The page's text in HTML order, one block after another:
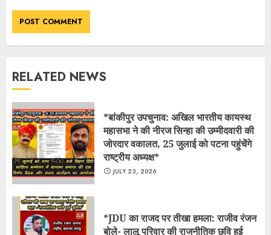
RELATED NEWS
*बांकीपुर उपचुनाव: अखिल भारतीय कायस्थ
महासभा ने की नीरज सिन्हा की उम्मीदवारी की
जोरदार वकालत, 25 जुलाई को पटना पहुंचेंगे
राष्ट्रीय अध्यक्ष*
JULY 23, 2026
*JDU का राजद पर तीखा हमला: राजीव रंजन
बोले- लालू परिवार की राजनीतिक छवि हुई